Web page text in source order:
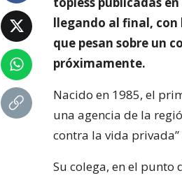
llegando al final, con
que pesan sobre un
próximamente.
Nacido en 1985, el
una agencia de la
contra la vida
Su colega, en el